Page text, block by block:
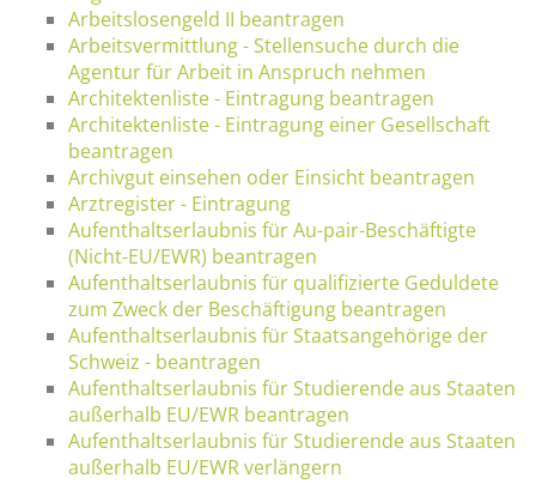
Arbeitslosengeld II beantragen
Arbeitsvermittlung - Stellensuche durch die
Agentur für Arbeit in Anspruch nehmen
Architektenliste - Eintragung beantragen
Architektenliste - Eintragung einer Gesellschaft
beantragen
Archivgut einsehen oder Einsicht beantragen
Arztregister - Eintragung
Aufenthaltserlaubnis für Au-pair-Beschäftigte
(Nicht-EU/EWR) beantragen
Aufenthaltserlaubnis für qualifizierte Geduldete
zum Zweck der Beschäftigung beantragen
Aufenthaltserlaubnis für Staatsangehörige der
Schweiz - beantragen
Aufenthaltserlaubnis für Studierende aus Staaten
außerhalb EU/EWR beantragen
Aufenthaltserlaubnis für Studierende aus Staaten
außerhalb EU/EWR verlängern